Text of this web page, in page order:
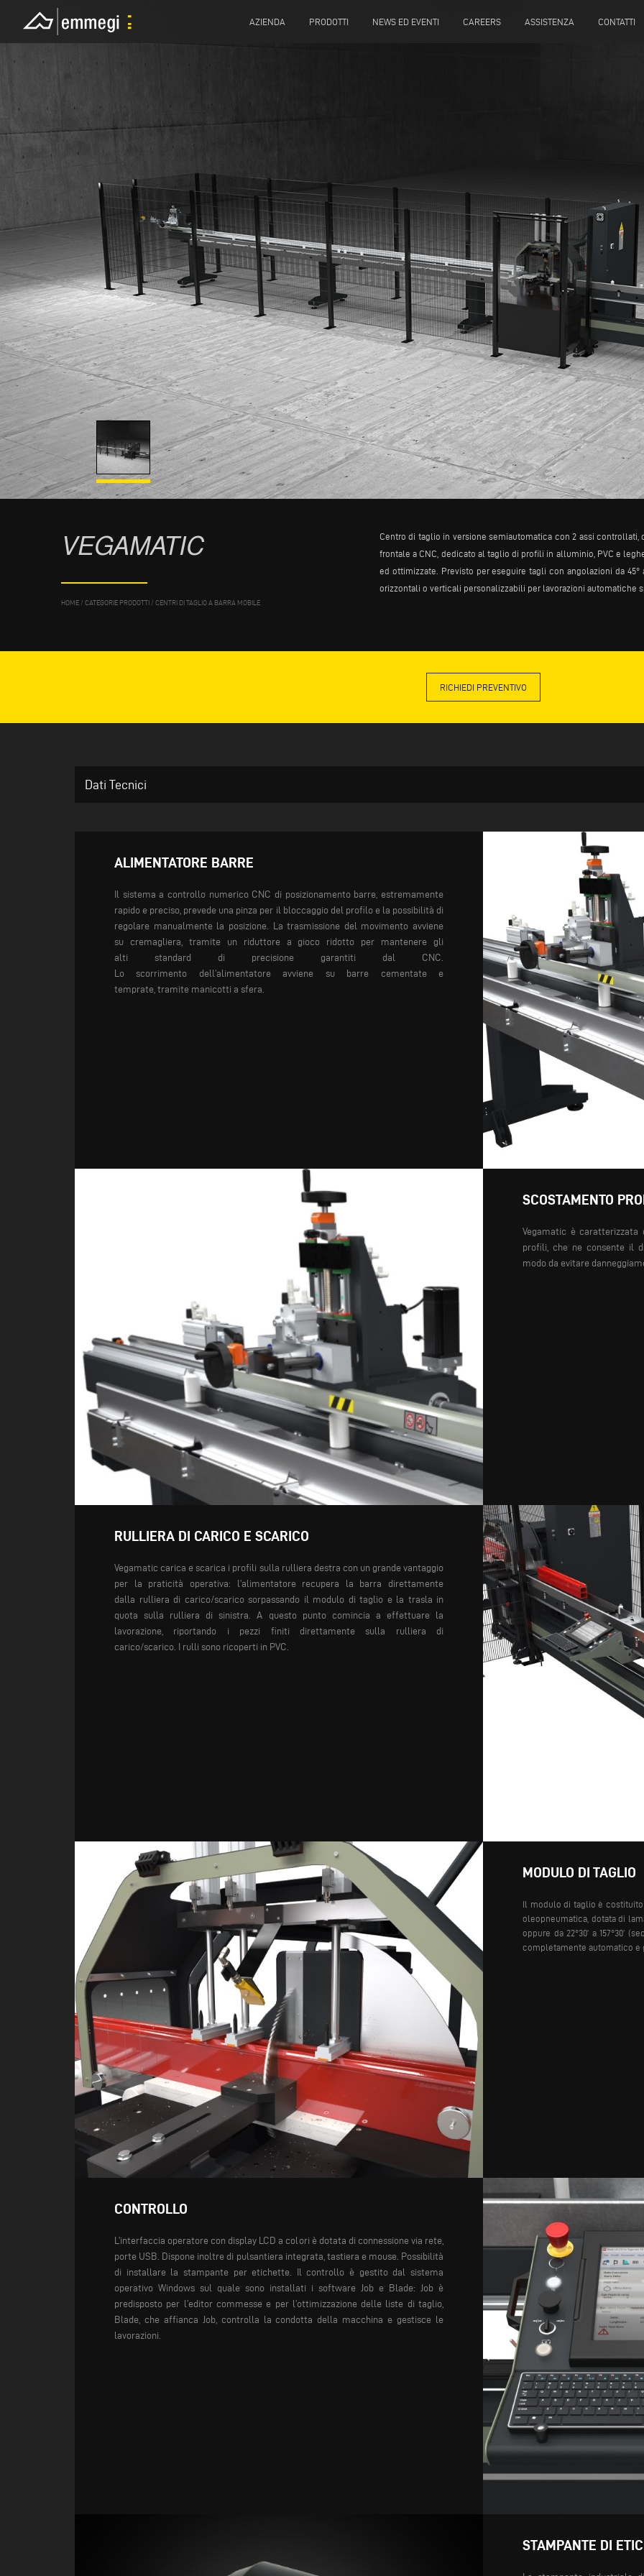
AZIENDA PRODOTTI NEWS ED EVENTI CAREERS ASSISTENZA CONTATTI
VEGAMATIC
HOME /CATEGORIE PRODOTTI /CENTRI DI TAGLIO A BARRA MOBILE
Centro di taglio in versione semiautomatica con 2 assi
frontale a CNC, dedicato al taglio di profili in alluminio, PVC e
ed ottimizzate. Previsto per eseguire tagli con angolazioni da 45° a
orizzontali o verticali personalizzabili per lavorazioni automatiche
RICHIEDI PREVENTIVO
Dati Tecnici
ALIMENTATORE BARRE
Il sistema a controllo numerico CNC di posizionamento barre, estremamente
rapido e preciso, prevede una pinza per il bloccaggiodel profilo e la possibilità di
regolare manualmente la posizione. La trasmissione delmovimento avviene
su cremagliera, tramite unriduttore a gioco ridotto per mantenere gli
alti standard di precisione garantiti dal CNC.
Lo scorrimento dell’alimentatoreavviene su barre cementate e
temprate, tramite manicotti a sfera.
SCOSTAMENTO
Vegamatic è caratterizzata
profili, che ne consente il
modo da evitare
RULLIERA DI CARICO E SCARICO
Vegamatic carica e scarica i profili sulla rulliera destra con ungrande vantaggio
per la praticità operativa: l’alimentatore recupera la barra direttamente
dalla rulliera di carico/scaricosorpassando il modulo di taglio e la trasla in
quota sulla rulliera di sinistra. A questo punto comincia a effettuare la
lavorazione,
riportando i pezzi finiti direttamente sulla rulliera di
carico/scarico. I rulli sono ricoperti in PVC.
MODULO DI TAGLIO
Il modulo di taglio è
oleopneumatica, dotata di
oppure da 22°30’ a 157°30’
completamente automatico e
CONTROLLO
L’interfaccia operatore con display LCD a colori è dotata di connessione via rete,
porte USB. Dispone inoltre di pulsantiera integrata, tastiera e mouse. Possibilità
di installare la stampante per etichette. Il controllo è gestito dal sistema
operativo Windows sul quale sono installati i software Job e Blade: Job è
predisposto per l’editor commesse e per l’ottimizzazione delle liste di taglio,
Blade, che affianca Job, controlla la condotta della macchina e gestisce le
lavorazioni.
STAMPANTE DI